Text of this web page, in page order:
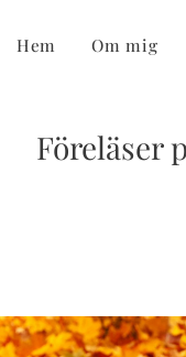
Hem Om mig
Föreläser